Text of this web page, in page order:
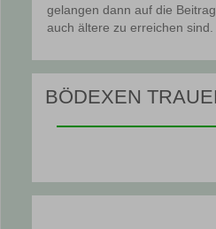
gelangen dann auf die
auch ältere zu erreichen sind.
BÖDEXEN